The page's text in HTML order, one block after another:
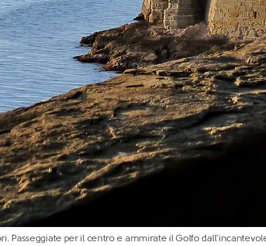
Passeggiate per il centro e ammirate il Golfo